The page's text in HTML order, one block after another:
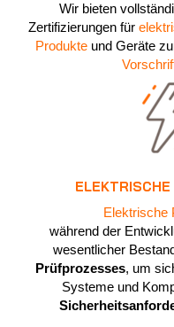
Wir bieten
Zertifizierungen für
Produkteund Geräte
Elektrische
während der
wesentlicher
Prüfprozesses, um
Systeme und